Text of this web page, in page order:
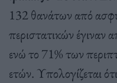
132 θανάτων από
περιστατικών έγιναν
ενώ το 71% των
ετών. Υπολογίζεται